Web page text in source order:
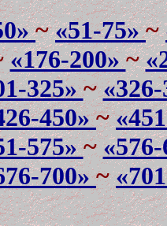
~«51-75»~
«176-200»~
325»~
450»~
575»~
700»~